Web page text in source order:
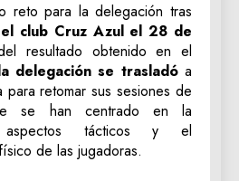
reto para la delegación tras
club Cruz Azul el 28 de
resultado obtenido en el
delegación se trasladóa
retomar sus sesiones de
se han centrado en la
tácticos y el
de las jugadoras.